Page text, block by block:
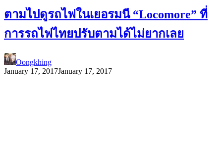
ตามไปดูรถไฟในเยอรมนี “Locomore” ที่
การรถไฟไทยปรับตามได้ไม่ยากเลย
Oongkhing
January 17, 2017January 17, 2017